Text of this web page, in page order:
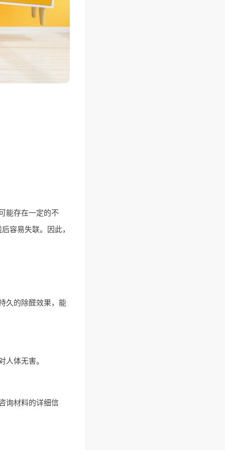
能存在一定的不
容易失联。因此，
久的除醛效果，能
体无害。
询材料的详细信